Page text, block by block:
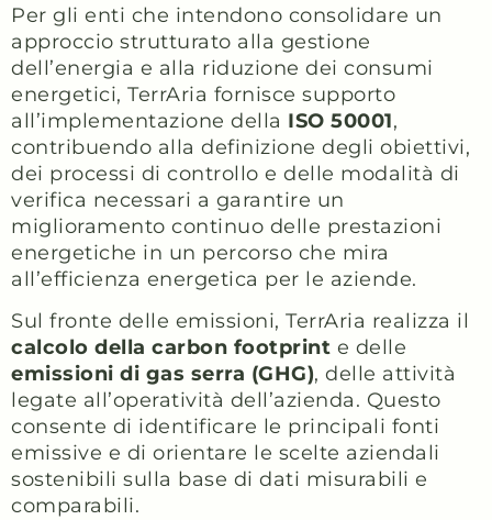
Per gli enti che intendono consolidare un
approccio strutturato alla gestione
dell’energia e alla riduzione dei consumi
energetici, TerrAria fornisce supporto
all’implementazione della ISO 50001,
contribuendo alla definizione degli obiettivi,
dei processi di controllo e delle modalità di
verifica necessari a garantire un
miglioramento continuo delle prestazioni
energetiche in un percorso che mira
all’efficienza energetica per le aziende.
Sul fronte delle emissioni, TerrAria realizza il
calcolo della carbon footprint e delle
emissioni di gas serra (GHG), delle attività
legate all’operatività dell’azienda. Questo
consente di identificare le principali fonti
emissive e di orientare le scelte aziendali
sostenibili sulla base di dati misurabili e
comparabili.